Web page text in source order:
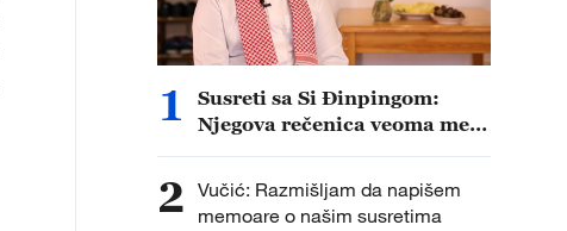
1
Susreti sa Si Đinpingom:
Njegova rečenica veoma me
2 Vučić: Razmišljam da napišem
memoare o našim susretima